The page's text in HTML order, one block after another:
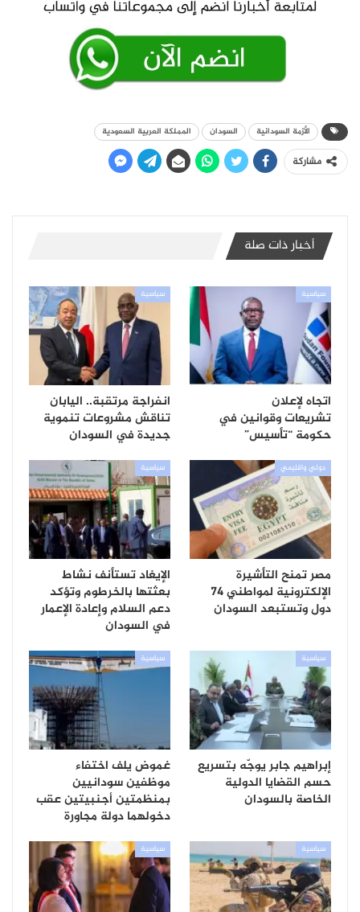
الأزمة السودانية السودان المملكة العربية السعودية
مشاركة
أخبار ذات صلة
سياسية
اتجاه لإعلان
تشريعات وقوانين في
حكومة “تأسيس”
سياسية
انفراجة مرتقبة.. اليابان
تناقش مشروعات تنموية
جديدة في السودان
دولي واقليمي
مصر تمنح التأشيرة
الإلكترونية لمواطني 74
دول وتستبعد السودان
سياسية
الإيغاد تستأنف نشاط
بعثتها بالخرطوم وتؤكد
دعم السلام وإعادة الإعمار
في السودان
سياسية
إبراهيم جابر يوجّه بتسريع
حسم القضايا الدولية
الخاصة بالسودان
سياسية
غموض يلف اختفاء
موظفين سودانيين
بمنظمتين أجنبيتين عقب
دخولهما دولة مجاورة
سياسية سياسية